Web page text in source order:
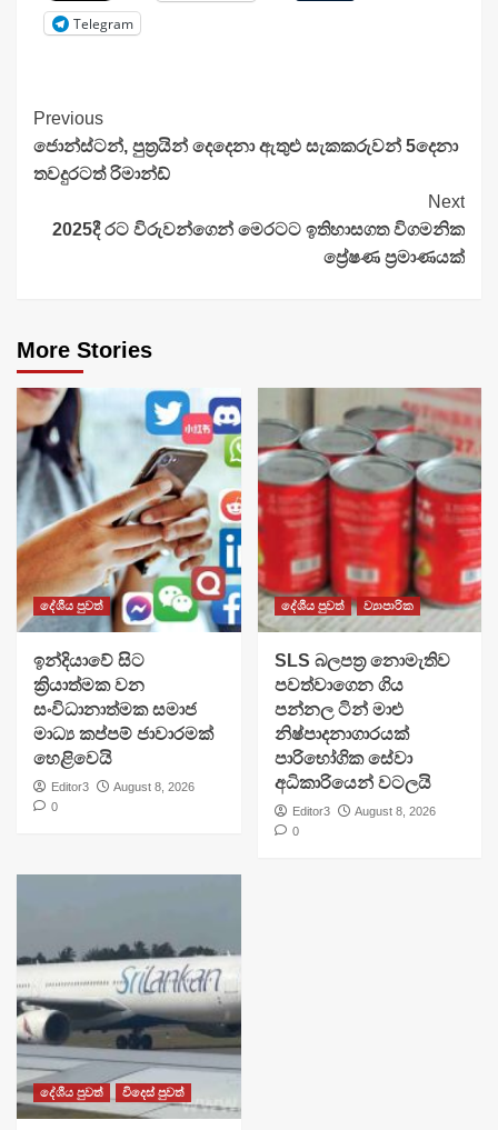
Telegram
Continue
Reading
Previous
ජොන්ස්ටන්, පුත්‍රයින් දෙදෙනා ඇතුළු සැකකරුවන් 5දෙනා
තවදුරටත් රිමාන්ඩ්
Next
2025දී රට විරුවන්ගෙන් මෙරටට ඉතිහාසගත විගමනික
ප්‍රේෂණ ප්‍රමාණයක්
More Stories
දේශීය පුවත්
​ඉන්දියාවේ සිට
ක්‍රියාත්මක වන
සංවිධානාත්මක සමාජ
මාධ්‍ය කප්පම් ජාවාරමක්
හෙළිවෙයි
Editor3
August 8, 2026
0
දේශීය පුවත් ව්‍යාපාරික
SLS බලපත්‍ර නොමැතිව
පවත්වාගෙන ගිය
පන්නල ටින් මාළු
නිෂ්පාදනාගාරයක්
පාරිභෝගික සේවා
අධිකාරියෙන් වටලයි
Editor3
August 8, 2026
0
දේශීය පුවත් විදෙස් පුවත්